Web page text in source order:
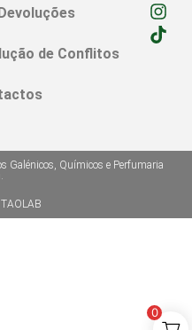
0
de Conflitos
Galénicos, Químicos e Perfumaria